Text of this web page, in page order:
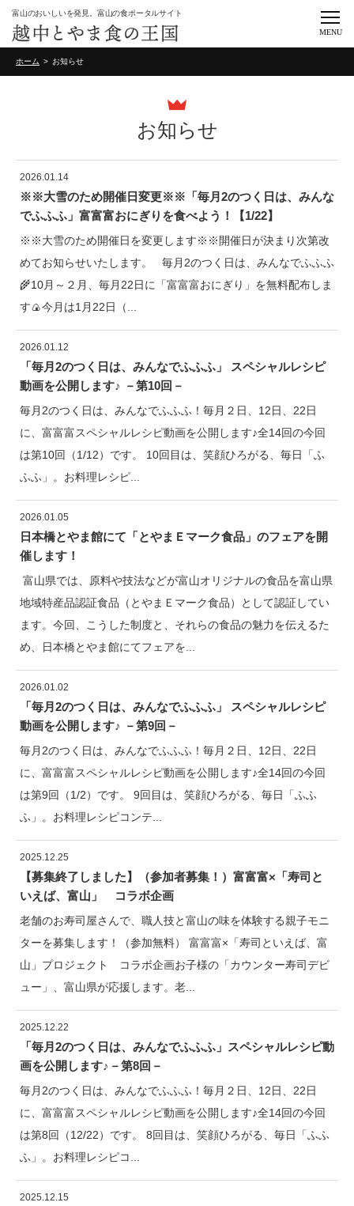
富山のおいしいを発見。富山の食ポータルサイト
MENU
ホーム お知らせ
お知らせ
2026.01.14
※※大雪のため開催日変更※※「毎月2のつく日は、みんな
でふふふ」富富富おにぎりを食べよう！【1/22】
※※大雪のため開催日を変更します※※開催日が決まり次第改
めてお知らせいたします。 毎月2のつく日は、みんなでふふふ
🌾10月～２月、毎月22日に「富富富おにぎり」を無料配布しま
す🍙今月は1月22日（...
2026.01.12
「毎月2のつく日は、みんなでふふふ」 スペシャルレシピ
動画を公開します♪ －第10回－
毎月2のつく日は、みんなでふふふ！毎月２日、12日、22日
に、富富富スペシャルレシピ動画を公開します♪全14回の今回
は第10回（1/12）です。 10回目は、笑顔ひろがる、毎日「ふ
ふふ」。お料理レシピ...
2026.01.05
日本橋とやま館にて「とやまＥマーク食品」のフェアを開
催します！
富山県では、原料や技法などが富山オリジナルの食品を富山県
地域特産品認証食品（とやまＥマーク食品）として認証してい
ます。今回、こうした制度と、それらの食品の魅力を伝えるた
め、日本橋とやま館にてフェアを...
2026.01.02
「毎月2のつく日は、みんなでふふふ」 スペシャルレシピ
動画を公開します♪ －第9回－
毎月2のつく日は、みんなでふふふ！毎月２日、12日、22日
に、富富富スペシャルレシピ動画を公開します♪全14回の今回
は第9回（1/2）です。 9回目は、笑顔ひろがる、毎日「ふふ
ふ」。お料理レシピコンテ...
2025.12.25
【募集終了しました】（参加者募集！）富富富×「寿司と
いえば、富山」 コラボ企画
老舗のお寿司屋さんで、職人技と富山の味を体験する親子モニ
ターを募集します！（参加無料） 富富富×「寿司といえば、富
山」プロジェクト コラボ企画お子様の「カウンター寿司デビ
ュー」、富山県が応援します。老...
2025.12.22
「毎月2のつく日は、みんなでふふふ」スペシャルレシピ動
画を公開します♪－第8回－
毎月2のつく日は、みんなでふふふ！毎月２日、12日、22日
に、富富富スペシャルレシピ動画を公開します♪全14回の今回
は第8回（12/22）です。 8回目は、笑顔ひろがる、毎日「ふふ
ふ」。お料理レシピコ...
2025.12.15